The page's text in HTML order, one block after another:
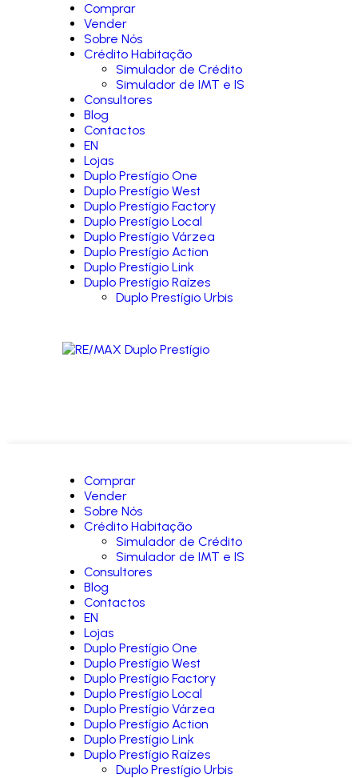
Comprar
Vender
Sobre Nós
Crédito Habitação
Simulador de Crédito
Simulador de IMT e IS
Consultores
Blog
Contactos
EN
Lojas
Duplo Prestígio One
Duplo Prestígio West
Duplo Prestígio Factory
Duplo Prestígio Local
Duplo Prestígio Várzea
Duplo Prestígio Action
Duplo Prestígio Link
Duplo Prestígio Raízes
Duplo Prestígio Urbis
Comprar
Vender
Sobre Nós
Crédito Habitação
Simulador de Crédito
Simulador de IMT e IS
Consultores
Blog
Contactos
EN
Lojas
Duplo Prestígio One
Duplo Prestígio West
Duplo Prestígio Factory
Duplo Prestígio Local
Duplo Prestígio Várzea
Duplo Prestígio Action
Duplo Prestígio Link
Duplo Prestígio Raízes
Duplo Prestígio Urbis